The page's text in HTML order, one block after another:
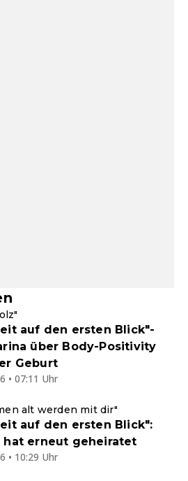
auf den ersten Blick"-
über Body-Positivity
Geburt
• 07:11 Uhr
alt werden mit dir"
auf den ersten Blick":
hat erneut geheiratet
• 10:29 Uhr